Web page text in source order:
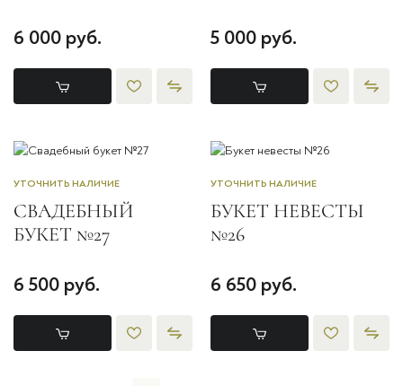
6 000 руб. 5 000 руб.
УТОЧНИТЬ НАЛИЧИЕ
СВАДЕБНЫЙ
БУКЕТ №27
6 500 руб.
УТОЧНИТЬ НАЛИЧИЕ
БУКЕТ НЕВЕСТЫ
№26
6 650 руб.